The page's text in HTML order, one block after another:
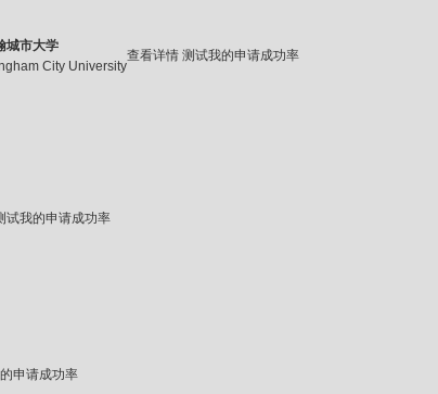
城市大学
City University
查看详情 测试我的申请成功率
试我的申请成功率
申请成功率